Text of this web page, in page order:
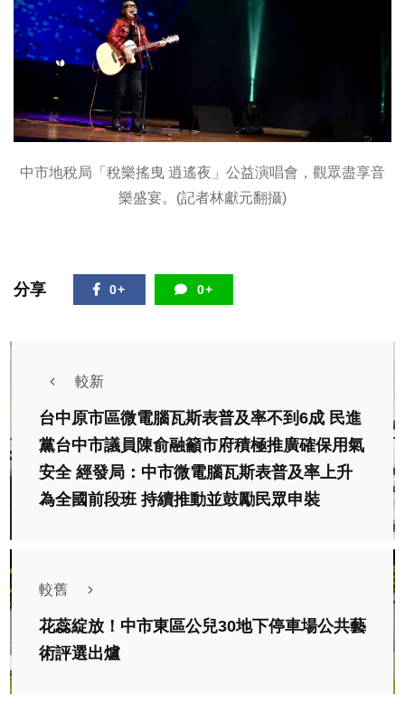
中市地稅局「稅樂搖曳 逍遙夜」公益演唱會，觀眾盡享音
樂盛宴。(記者林獻元翻攝)
分享 0+ 0+
較新
台中原市區微電腦瓦斯表普及率不到6成 民進
黨台中市議員陳俞融籲市府積極推廣確保用氣
安全 經發局：中市微電腦瓦斯表普及率上升
為全國前段班 持續推動並鼓勵民眾申裝
較舊
花蕊綻放！中市東區公兒30地下停車場公共藝
術評選出爐